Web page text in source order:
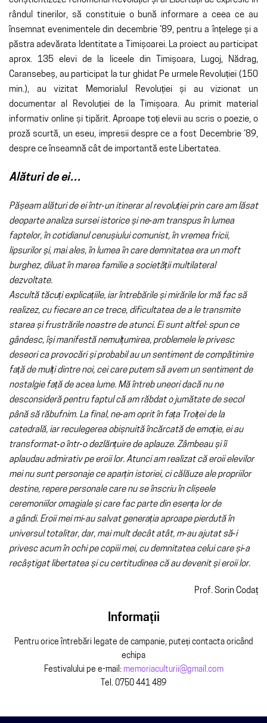
rândul tinerilor, să constituie o bună informare a ceea ce au
însemnat evenimentele din decembrie ‘89, pentru a înțelege și a
păstra adevărata Identitate a Timișoarei. La proiect au participat
aprox. 135 elevi de la liceele din Timișoara, Lugoj, Nădrag,
Caransebeș, au participat la tur ghidat Pe urmele Revoluției (150
min.), au vizitat Memorialul Revoluției și au vizionat un
documentar al Revoluției de la Timișoara. Au primit material
informativ online și tipărit. Aproape toți elevii au scris o poezie, o
proză scurtă, un eseu, impresii despre ce a fost Decembrie ‘89,
despre ce înseamnă cât de importantă este Libertatea.
Alături de ei…
Pășeam alături de ei într‑un itinerar al revoluției prin care am lăsat
deoparte analiza sursei istorice și ne‑am transpus în lumea
faptelor, în cotidianul cenușiului comunist, în vremea fricii,
lipsurilor și, mai ales, în lumea în care demnitatea era un moft
burghez, diluat în marea familie a societății multilateral
dezvoltate.
Ascultă tăcuți explicațiile, iar întrebările și mirările lor mă fac să
realizez, cu fiecare an ce trece, dificultatea de a le transmite
starea și frustrările noastre de atunci. Ei sunt altfel: spun ce
gândesc, își manifestă nemulțumirea, problemele le privesc
deseori ca provocări și probabil au un sentiment de compătimire
față de mulți dintre noi, cei care putem să avem un sentiment de
nostalgie față de acea lume. Mă întreb uneori dacă nu ne
desconsideră pentru faptul că am răbdat o jumătate de secol
până să răbufnim. La final, ne‑am oprit în fața Troiței de la
catedrală, iar reculegerea obișnuită încărcată de emoție, ei au
transformat‑o într‑o dezlănțuire de aplauze. Zâmbeau și îi
aplaudau admirativ pe eroii lor. Atunci am realizat că eroii elevilor
mei nu sunt personaje ce aparțin istoriei, ci călăuze ale propriilor
destine, repere personale care nu se înscriu în clișeele
ceremoniilor omagiale și care fac parte din esența lor de
a gândi. Eroii mei mi‑au salvat generația aproape pierdută în
universul totalitar, dar, mai mult decât atât, m‑au ajutat să‑i
privesc acum în ochi pe copiii mei, cu demnitatea celui care și‑a
recâștigat libertatea și cu certitudinea că au devenit și eroii lor.
Prof. Sorin Codaț
Informații
Pentru orice întrebări legate de campanie, puteți contacta oricând
echipa
Festivalului pe e-mail: memoriaculturii@gmail.com
Tel. 0750 441 489